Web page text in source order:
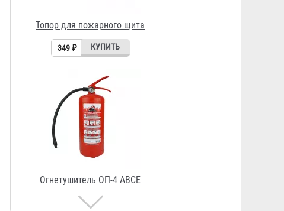
Огнетушитель ОП-4 АВСЕ
Огнеборец / Гарвилон
Ведро пожарное